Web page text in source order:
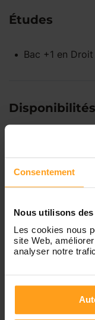
Consentement
Nous utilisons
Les cookies nous
site Web,
analyser notre
Études
Bac +1 en Droit
Disponibilités
Mardi
Mercredi
Vous